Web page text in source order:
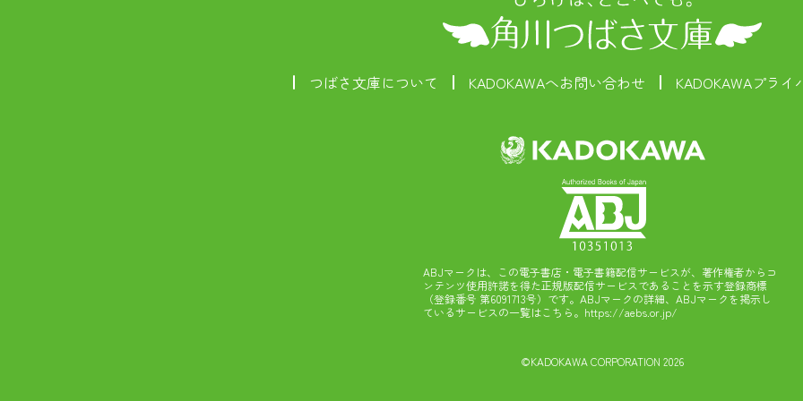
つばさ文庫について KADOKAWAへお問い合わせ KADOKAWAプラ
ABJマークは、この電子書店・電子書籍配信サービスが、著作権者からコ
ンテンツ使用許諾を得た正規版配信サービスであることを示す登録商標
（登録番号 第6091713号）です。ABJマークの詳細、ABJマークを掲示し
ているサービスの一覧はこちら。 https://aebs.or.jp/
©KADOKAWA CORPORATION 2026